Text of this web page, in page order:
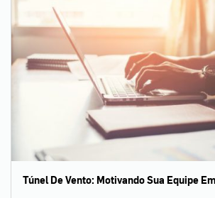
Túnel De Vento: Motivando Sua Equipe